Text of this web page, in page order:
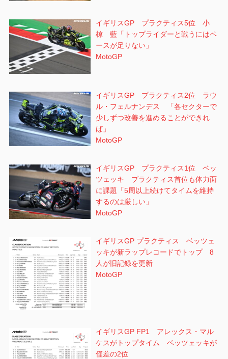
イギリスGP プラクティス5位 小
椋 藍「トップライダーと戦うにはペ
ースが足りない」
MotoGP
イギリスGP プラクティス2位 ラウ
ル・フェルナンデス 「各セクターで
少しずつ改善を進めることができれ
ば」
MotoGP
イギリスGP プラクティス1位 ベッ
ツェッキ プラクティス首位も体力面
に課題「5周以上続けてタイムを維持
するのは厳しい」
MotoGP
イギリスGP プラクティス ベッツェ
ッキが新ラップレコードでトップ 8
人が旧記録を更新
MotoGP
イギリスGP FP1 アレックス・マル
ケスがトップタイム ベッツェッキが
僅差の2位